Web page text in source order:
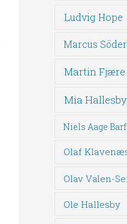
Ludvig Hope
Marcus
Martin Fjære
Mia Hallesby
Niels Aage
Olaf
Olav Valen-
Ole Hallesby